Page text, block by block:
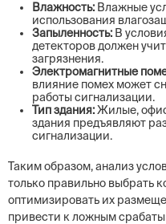
Влажность: Влажные
использования
Запыленность: В
детекторов должен
загрязнения.
Электромагнитные
влияние помех может
работы сигнализации.
Тип здания:Жилые,
здания предъявляют
сигнализации.
Таким образом, анализ
только правильно выбрать
оптимизировать их
привести к ложным